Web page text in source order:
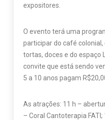
expositores.
O evento terá uma
participar do café
tortas, doces e do espaço
convite que está sendo
5 a 10 anos pagam
As atrações: 11 h –
– Coral Cantoterapia